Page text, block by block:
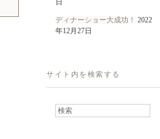
日
ディナーショー大成功！ 2022
年12月27日
サイト内を検索する